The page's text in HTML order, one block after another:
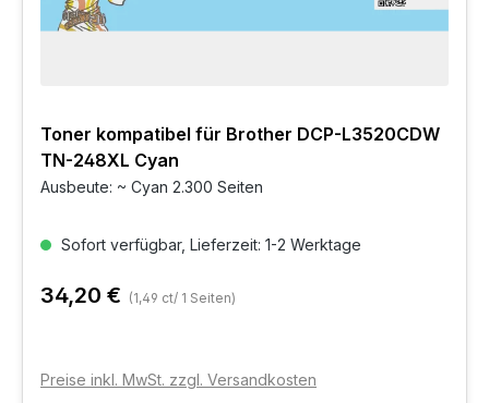
Toner kompatibel für Brother DCP-L3520CDW
TN-248XL Cyan
Ausbeute: ~ Cyan 2.300 Seiten
Sofort verfügbar, Lieferzeit: 1-2 Werktage
34,20 € (1,49 ct/ 1 Seiten)
Preise inkl. MwSt. zzgl. Versandkosten